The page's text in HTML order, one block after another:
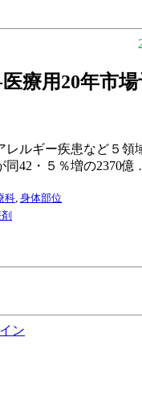
療用20年市場
ルギー疾患など５
同42・５％増の2370億
科 身体部位
ン